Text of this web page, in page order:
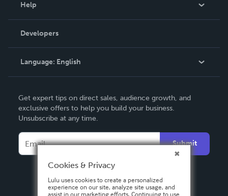
Podcast
Help
Order Lookup
Knowledge Base
Contact Support
Developers
Language: English
Deutsch
Français
Español
Get expert tips on direct sales, audience growth, and
exclusive offers to help you build your business.
Unsubscribe at any time.
Submit
Cookies & Privacy
Lulu uses cookies to create a personalized
experience on our site, analyze site usage, and
assist in our marketing efforts. Continuing to use